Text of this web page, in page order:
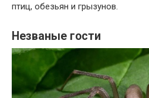
птиц, обезьян и грызунов.
Незваные гости